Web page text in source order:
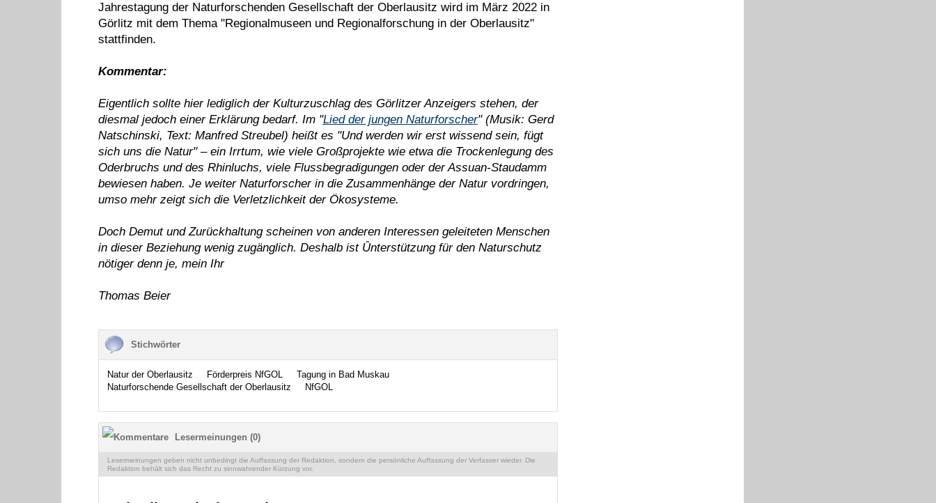
Jahrestagung der Naturforschenden Gesellschaft der Oberlausitz wird im März 2022 in
Görlitz mit dem Thema "Regionalmuseen und Regionalforschung in der Oberlausitz"
stattfinden.
Kommentar:
Eigentlich sollte hier lediglich der Kulturzuschlag des Görlitzer Anzeigers stehen, der
diesmal jedoch einer Erklärung bedarf. Im "Lied der jungen Naturforscher" (Musik: Gerd
Natschinski, Text: Manfred Streubel) heißt es "Und werden wir erst wissend sein, fügt
sich uns die Natur" – ein Irrtum, wie viele Großprojekte wie etwa die Trockenlegung des
Oderbruchs und des Rhinluchs, viele Flussbegradigungen oder der Assuan-Staudamm
bewiesen haben. Je weiter Naturforscher in die Zusammenhänge der Natur vordringen,
umso mehr zeigt sich die Verletzlichkeit der Ökosysteme.
Doch Demut und Zurückhaltung scheinen von anderen Interessen geleiteten Menschen
in dieser Beziehung wenig zugänglich. Deshalb ist Ûnterstützung für den Naturschutz
nötiger denn je, mein Ihr
Thomas Beier
Stichwörter
Natur der Oberlausitz Förderpreis NfGOL
Tagung in Bad Muskau
Naturforschende Gesellschaft der Oberlausitz
NfGOL
Lesermeinungen (0)
Lesermeinungen geben nicht unbedingt die Auffassung der Redaktion, sondern die persönliche Auffassung der Verfasser wieder. Die
Redaktion behält sich das Recht zu sinnwahrender Kürzung vor.